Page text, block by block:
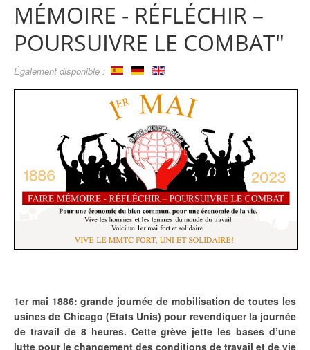
MÉMOIRE - RÉFLÉCHIR –
POURSUIVRE LE COMBAT"
Également disponible :
1er mai 1886: grande journée de mobilisation de toutes les
usines de Chicago (Etats Unis) pour revendiquer la journée
de travail de 8 heures. Cette grève jette les bases d’une
lutte pour le changement des conditions de travail et de vie